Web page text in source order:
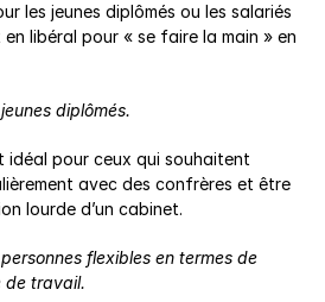
les jeunes diplômés ou les salariés
libéral pour « se faire la main » en
diplômés.
idéal pour ceux qui souhaitent
avec des confrères et être
lourde d’un cabinet.
flexibles en termes de
de travail.